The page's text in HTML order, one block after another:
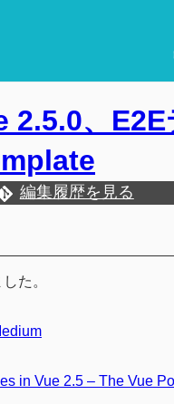
2.5.0、
編集履歴を見る
た。
in Vue 2.5 – The Vue